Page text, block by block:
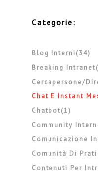
Categorie:
Blog Interni(34)
Breaking
Cercapersone/
Chat E Instant
Chatbot(1)
Community
Comunicazione
Comunità Di
Contenuti Per